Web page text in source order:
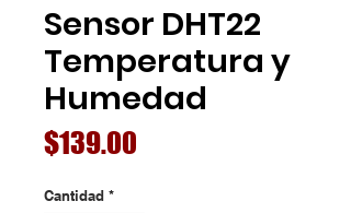
Sensor DHT22
Temperatura y
Humedad
$139.00
Cantidad *